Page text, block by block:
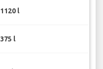
1120 l
375 l